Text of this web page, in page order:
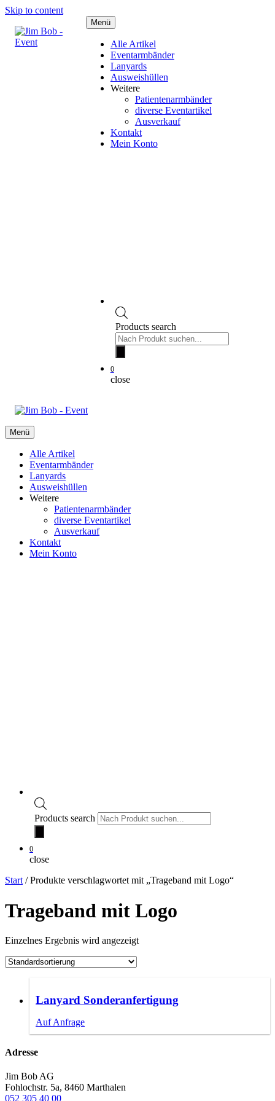
Skip to content
Menü
Alle Artikel
Eventarmbänder
Lanyards
Ausweishüllen
Weitere
Patientenarmbänder
diverse Eventartikel
Ausverkauf
Kontakt
Mein Konto
Products search
0
close
Menü
Alle Artikel
Eventarmbänder
Lanyards
Ausweishüllen
Weitere
Patientenarmbänder
diverse Eventartikel
Ausverkauf
Kontakt
Mein Konto
Products search
0
close
Start / Produkte verschlagwortet mit „Trageband mit Logo“
Trageband mit Logo
Einzelnes Ergebnis wird angezeigt
Lanyard Sonderanfertigung
Auf Anfrage
Adresse
Jim Bob AG
Fohlochstr. 5a, 8460 Marthalen
052 305 40 00